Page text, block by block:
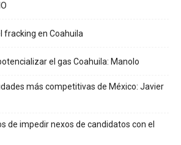
fracking en Coahuila
el gas Coahuila: Manolo
más competitivas de México: Javier
de impedir nexos de candidatos con el